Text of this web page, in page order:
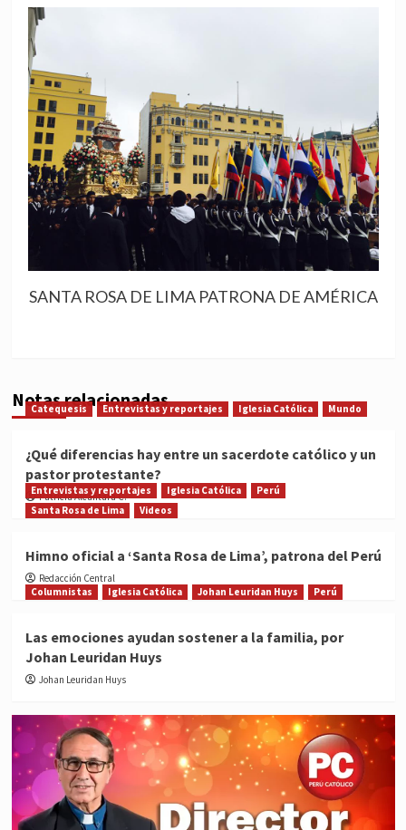
SANTA ROSA DE LIMA PATRONA DE AMÉRICA
Notas relacionadas
Catequesis Entrevistas y reportajes Iglesia Católica Mundo
¿Qué diferencias hay entre un sacerdote católico y un
pastor protestante?
Patricia Alcántara C.
Entrevistas y reportajes Iglesia Católica
Perú
Santa Rosa de Lima
Videos
Himno oficial a ‘Santa Rosa de Lima’, patrona del Perú
Redacción Central
Columnistas
Iglesia Católica Johan Leuridan Huys Perú
Las emociones ayudan sostener a la familia, por
Johan Leuridan Huys
Johan Leuridan Huys